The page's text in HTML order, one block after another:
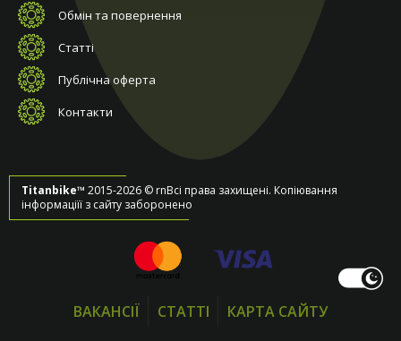
Обмін та повернення
Статті
Публічна оферта
Контакти
Titanbike™ 2015-2026 © rnВсі права захищені. Копіювання
інформаціїї з сайту заборонено
ВАКАНСІЇ СТАТТІ КАРТА САЙТУ